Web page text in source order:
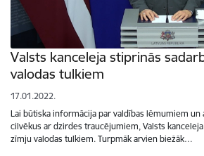
Valsts kanceleja stiprinās
valodas tulkiem
17.01.2022.
Lai būtiska informācija par valdības lēmumiem
cilvēkus ar dzirdes traucējumiem, Valsts
zīmju valodas tulkiem. Turpmāk arvien biežāk…